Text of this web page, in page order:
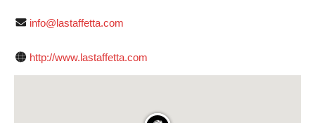
info@lastaffetta.com
http://www.lastaffetta.com